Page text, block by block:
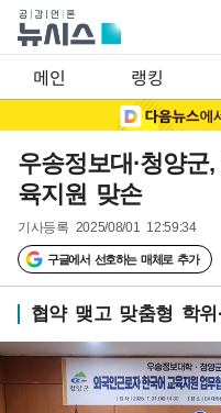
메인 랭킹
우송정보대·청양
육지원 맞손
기사등록 2025/08/01 12:59:34
구글에서 선호하는 매체로 추가
협약 맺고 맞춤형 학